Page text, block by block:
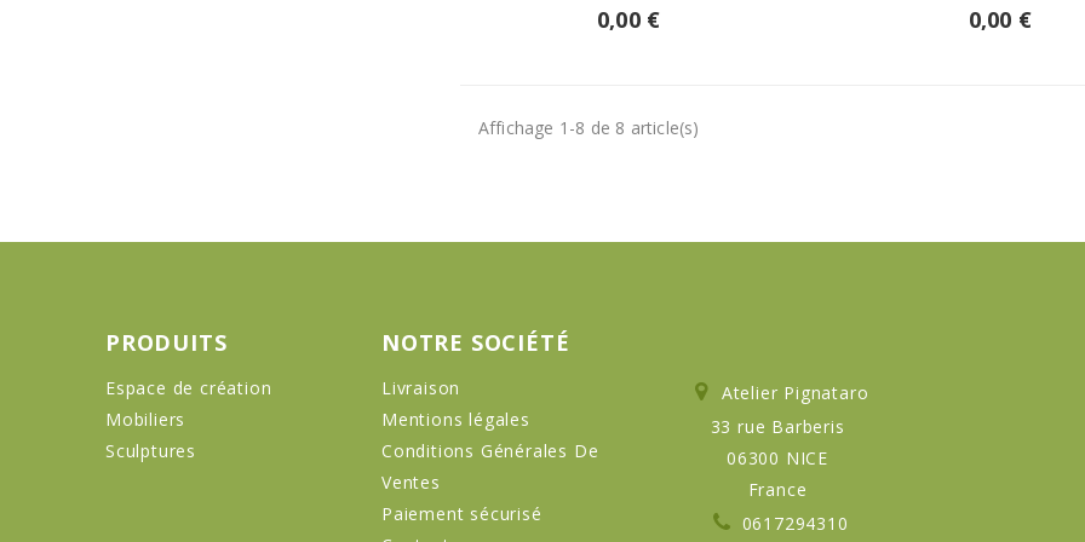
0,00 € 0,00 €
Affichage 1-8 de 8 article(s)
PRODUITS
Espace de création
Mobiliers
Sculptures
NOTRE SOCIÉTÉ
Livraison
Mentions légales
Conditions Générales De
Ventes
Paiement sécurisé
Atelier Pignataro
33 rue Barberis
06300 NICE
France
0617294310